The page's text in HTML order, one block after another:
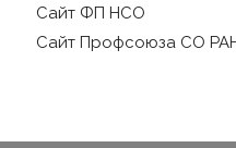
Сайт ФП НСО
Сайт Профсоюза СО